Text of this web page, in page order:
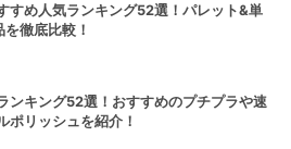
すめ人気ランキング52選！パレット&単
徹底比較！
ンキング52選！おすすめのプチプラや速
ポリッシュを紹介！